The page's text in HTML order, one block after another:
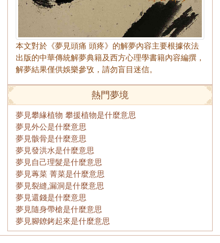
本文對於《夢見頭痛 頭疼》的解夢內容主要根據依法
出版的中華傳統解夢典籍及西方心理學書籍內容編撰，
解夢結果僅供娛樂參攷，請勿盲目迷信。
熱門夢境
夢見攀緣植物 攀援植物是什麼意思
夢見外公是什麼意思
夢見骸骨是什麼意思
夢見發洪水是什麼意思
夢見自己理髮是什麼意思
夢見蓴菜 菁菜是什麼意思
夢見裂縫,漏洞是什麼意思
夢見還錢是什麼意思
夢見隨身帶槍是什麼意思
夢見腳鐐銬起來是什麼意思